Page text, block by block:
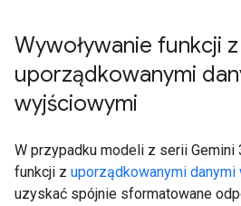
Wywoływanie funkcji z
uporządkowanymi
wyjściowymi
W przypadku modeli z serii Gemini
funkcji z uporządkowanymi
uzyskać spójnie sformatowane